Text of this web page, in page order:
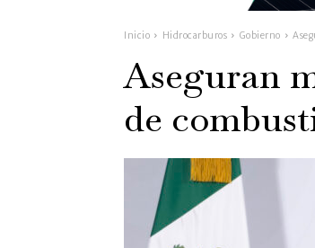
Inicio Hidrocarburos Gobierno
Aseguran
de